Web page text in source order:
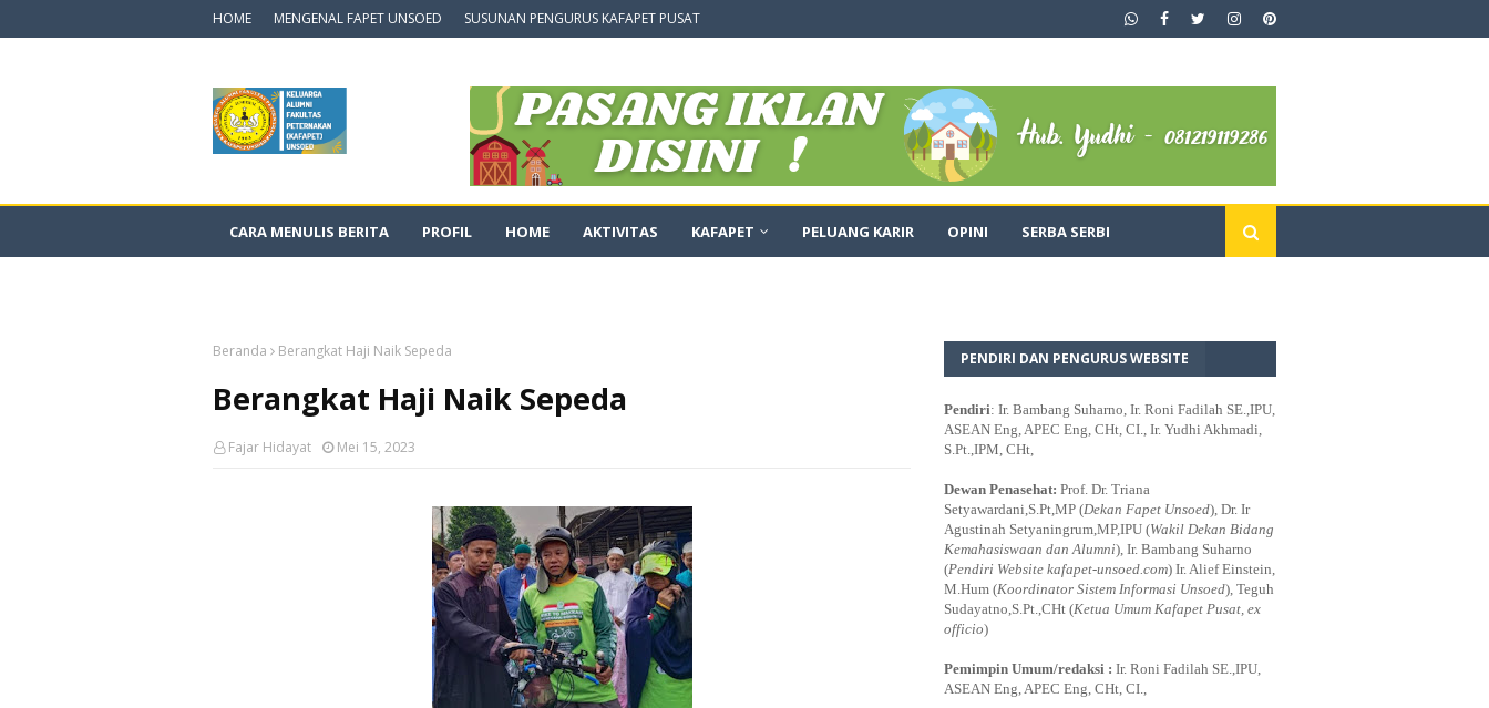
HOME MENGENAL FAPET UNSOED SUSUNAN PENGURUS KAFAPET PUSAT
CARA MENULIS BERITA PROFIL HOME AKTIVITAS KAFAPET PELUANG KARIR OPINI SERBA SERBI
Beranda Berangkat Haji Naik Sepeda
Berangkat Haji Naik Sepeda
Fajar Hidayat Mei 15, 2023
PENDIRI DAN PENGURUS WEBSITE
Pendiri: Ir. Bambang Suharno, Ir. Roni Fadilah SE.,IPU,
ASEAN Eng, APEC Eng, CHt, CI., Ir. Yudhi Akhmadi,
S.Pt.,IPM, CHt,
Dewan Penasehat: Prof. Dr. Triana
Setyawardani,S.Pt,MP (Dekan Fapet Unsoed), Dr. Ir
Agustinah Setyaningrum,MP,IPU (Wakil Dekan Bidang
Kemahasiswaan dan Alumni), Ir. Bambang Suharno
(Pendiri Website kafapet-unsoed.com) Ir. Alief Einstein,
M.Hum (Koordinator Sistem Informasi Unsoed), Teguh
Sudayatno,S.Pt.,CHt (Ketua Umum Kafapet Pusat, ex
officio)
Pemimpin Umum/redaksi : Ir. Roni Fadilah SE.,IPU,
ASEAN Eng, APEC Eng, CHt, CI.,